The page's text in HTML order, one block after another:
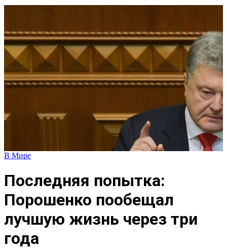
В Мире
Последняя попытка:
Порошенко пообещал
лучшую жизнь через три
года